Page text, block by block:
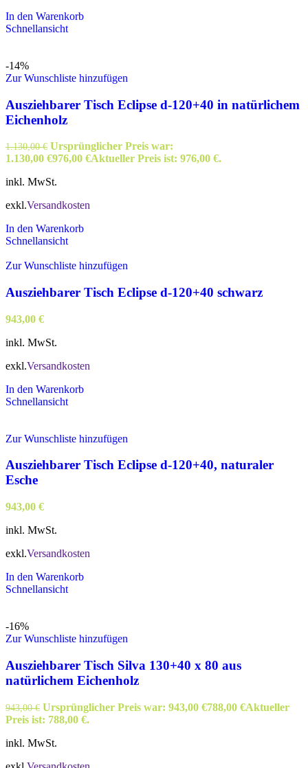
In den Warenkorb
Schnellansicht
-14%
Zur Wunschliste hinzufügen
Ausziehbarer Tisch Eclipse d-120+40 in natürlichem
Eichenholz
1.130,00€ Ursprünglicher Preis war:
1.130,00 €976,00 €Aktueller Preis ist: 976,00 €.
inkl. MwSt.
exkl.Versandkosten
In den Warenkorb
Schnellansicht
Zur Wunschliste hinzufügen
Ausziehbarer Tisch Eclipse d-120+40 schwarz
943,00 €
inkl. MwSt.
exkl.Versandkosten
In den Warenkorb
Schnellansicht
Zur Wunschliste hinzufügen
Ausziehbarer Tisch Eclipse d-120+40, naturaler
Esche
943,00 €
inkl. MwSt.
exkl.Versandkosten
In den Warenkorb
Schnellansicht
-16%
Zur Wunschliste hinzufügen
Ausziehbarer Tisch Silva 130+40 x 80 aus
natürlichem Eichenholz
943,00€ Ursprünglicher Preis war: 943,00 €788,00 €Aktueller
Preis ist: 788,00 €.
inkl. MwSt.